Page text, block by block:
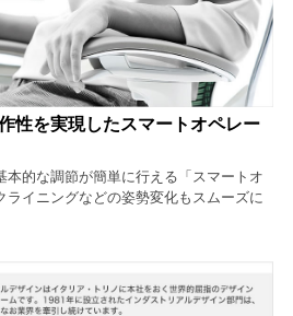
性を実現したスマートオペレー
本的な調節が簡単に行える「スマートオ
イニングなどの姿勢変化もスムーズに